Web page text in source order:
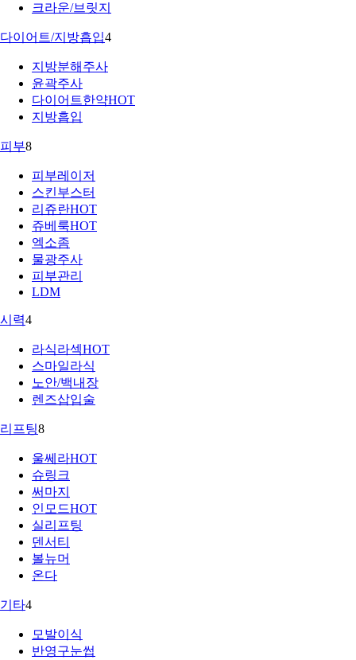
크라운/브릿지
다이어트/지방흡입4
지방분해주사
윤곽주사
다이어트한약HOT
지방흡입
피부8
피부레이저
스킨부스터
리쥬란HOT
쥬베룩HOT
엑소좀
물광주사
피부관리
LDM
시력4
라식라섹HOT
스마일라식
노안/백내장
렌즈삽입술
리프팅8
울쎄라HOT
슈링크
써마지
인모드HOT
실리프팅
덴서티
볼뉴머
온다
기타4
모발이식
반영구눈썹